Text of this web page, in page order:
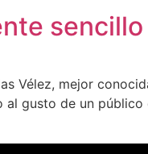
Vélez, mejor
gusto de un